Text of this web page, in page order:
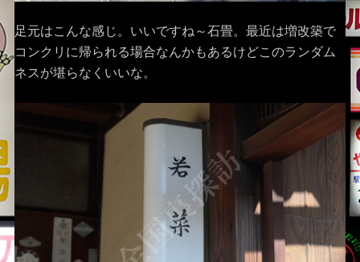
足元はこんな感じ。いいですね～石畳。最近は増改築で
コンクリに帰られる場合なんかもあるけどこのランダム
ネスが堪らなくいいな。